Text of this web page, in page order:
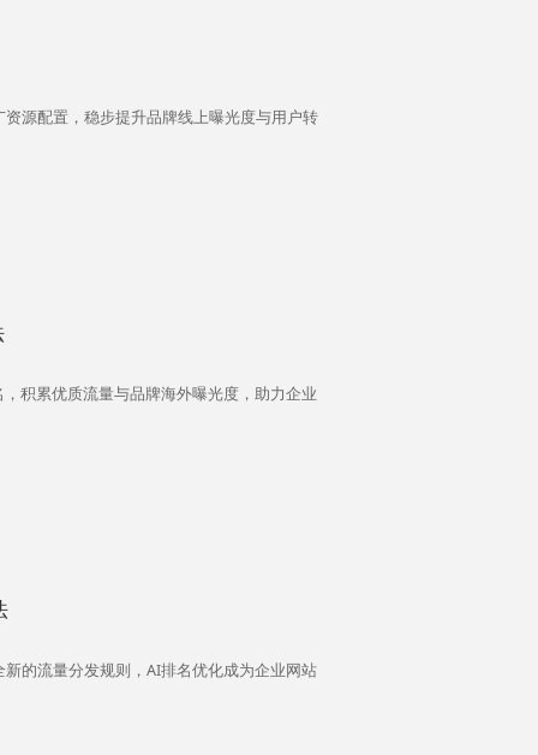
源配置，稳步提升品牌线上曝光度与用户转
积累优质流量与品牌海外曝光度，助力企业
的流量分发规则，AI排名优化成为企业网站